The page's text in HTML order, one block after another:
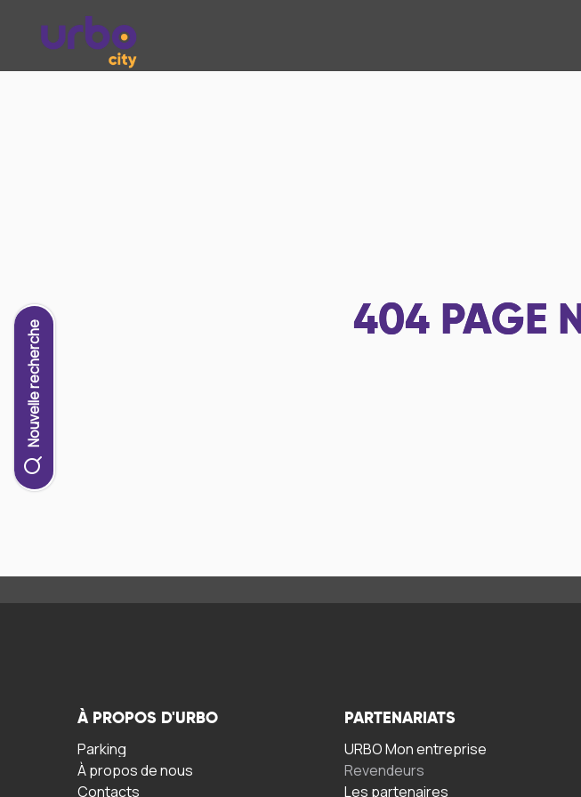
Nouvelle recherche 404 PAGE
À PROPOS D'URBO
Parking
À propos de nous
Contacts
PARTENARIATS
URBO Mon entreprise
Revendeurs
Les partenaires